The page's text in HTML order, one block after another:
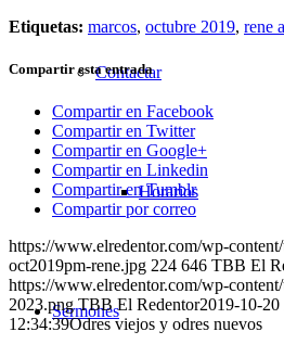
Contactar
Horarios
Sermones
Etiquetas: marcos, octubre 2019, rene
Compartir esta entrada
Compartir en Facebook
Compartir en Twitter
Compartir en Google+
Compartir en Linkedin
Compartir en Tumblr
Compartir por correo
https://www.elredentor.com/wp-
oct2019pm-rene.jpg 224 646 TBB El
https://www.elredentor.com/wp-
2023.png TBB El Redentor2019-10-20
12:34:39Odres viejos y odres nuevos